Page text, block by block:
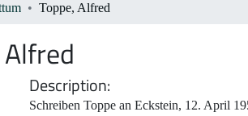
Toppe, Alfred
Description
Schreiben Toppe an Eckstein, 12. April